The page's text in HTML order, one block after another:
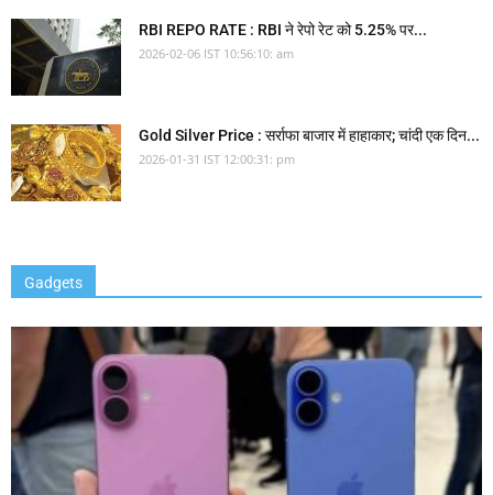
RBI REPO RATE : RBI ने रेपो रेट को 5.25% पर...
2026-02-06 IST 10:56:10: am
Gold Silver Price : सर्राफा बाजार में हाहाकार; चांदी एक दिन...
2026-01-31 IST 12:00:31: pm
Gadgets